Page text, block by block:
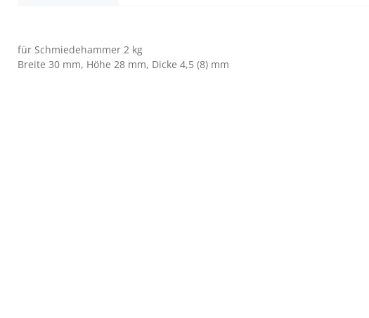
für Schmiedehammer 2 kg
Breite 30 mm, Höhe 28 mm, Dicke 4,5 (8) mm